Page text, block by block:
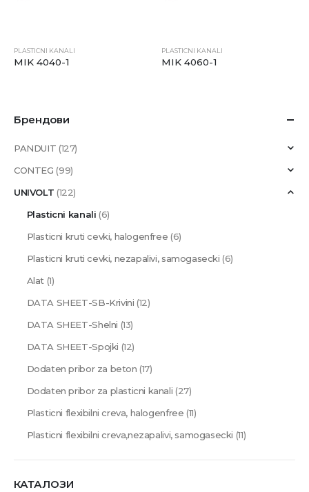
PLASTICNI KANALI
MIK 4040-1
PLASTICNI KANALI
MIK 4060-1
Брендови
PANDUIT (127)
CONTEG (99)
UNIVOLT (122)
Plasticni kanali (6)
Plasticni kruti cevki, halogenfree (6)
Plasticni kruti cevki, nezapalivi, samogasecki (6)
Alat (1)
DATA SHEET-SB-Krivini (12)
DATA SHEET-Shelni (13)
DATA SHEET-Spojki (12)
Dodaten pribor za beton (17)
Dodaten pribor za plasticni kanali (27)
Plasticni flexibilni creva, halogenfree (11)
Plasticni flexibilni creva,nezapalivi, samogasecki (11)
КАТАЛОЗИ